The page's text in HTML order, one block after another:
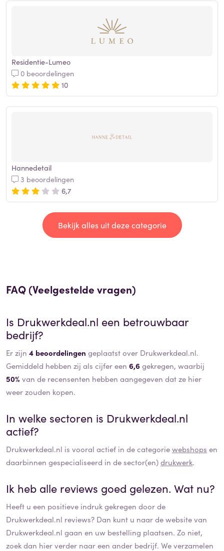
Residentie-Lumeo
0 beoordelingen
10
Hannedetail
3 beoordelingen
6,7
Bekijk alles uit deze categorie
FAQ (Veelgestelde vragen)
Is Drukwerkdeal.nl een betrouwbaar
bedrijf?
Er zijn 4 beoordelingen geplaatst over Drukwerkdeal.nl.
Gemiddeld hebben zij als cijfer een 6,6gekregen, waarbij
50% van de recensenten hebben aangegeven dat ze hier
weer zouden kopen.
In welke sectoren is Drukwerkdeal.nl
actief?
Drukwerkdeal.nl is vooral actief in de categoriewebshops en
daarbinnen gespecialiseerd in de sector(en)drukwerk.
Ik heb alle reviews goed gelezen. Wat nu?
Heeft u een positieve indruk gekregen door de
Drukwerkdeal.nl reviews? Dan kunt u naar de website van
Drukwerkdeal.nl gaan en uw bestelling plaatsen. Zo niet,
zoek dan hier verder naar een ander bedrijf. We verzamelen